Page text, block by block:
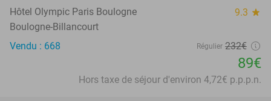
Hôtel Olympic Paris Boulogne 9.3 star
Boulogne-Billancourt
Vendu : 668
Régulier 232€
89€
Hors taxe de séjour d'environ 4,72€ p.p.p.n.